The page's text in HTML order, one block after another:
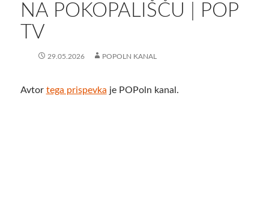
NA POKOPALIŠČU | POP
TV
29.05.2026 POPOLN KANAL
Avtor tega prispevka je POPoln kanal.